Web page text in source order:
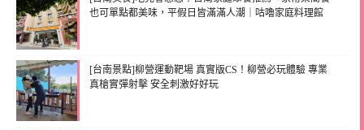
也可單點都美味，平假日皆滿滿人潮｜咕嚕家庭料理館
[台南景點]柳營運動靶場 真實版CS！柳營必玩體驗 專業
真槍實彈射擊 安全刺激好好玩